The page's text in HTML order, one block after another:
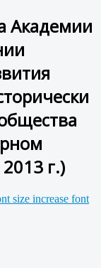
Академии
г.)
increase font